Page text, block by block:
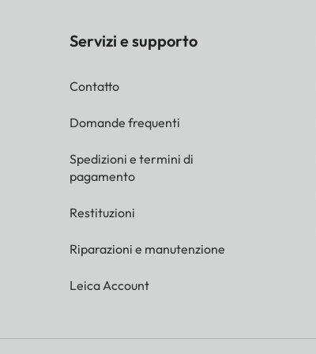
Servizi e supporto
Contatto
Domande frequenti
Spedizioni e termini di
pagamento
Restituzioni
Riparazioni e manutenzione
Leica Account